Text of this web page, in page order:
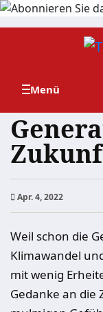
Zum
Apr. 4, 2022
Weil schon die
Klimawandel
mit wenig
Gedanke an